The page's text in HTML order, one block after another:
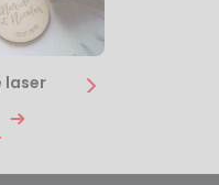
laser